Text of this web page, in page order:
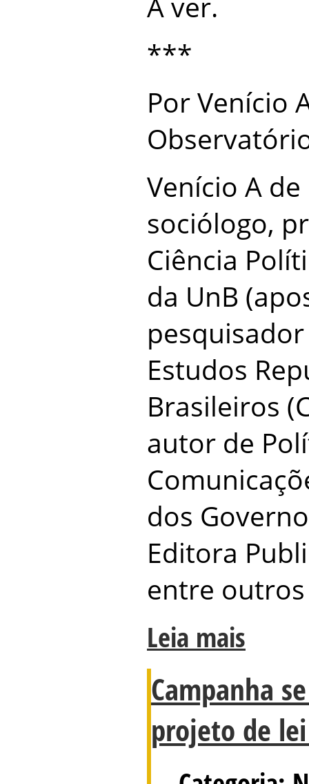
***
Por Venício
Venício A
sociólogo,
Ciência
da UnB
Estudos
Brasileiros
autor de
dos
Editora
entre
Leia mais
Campanha
projeto de